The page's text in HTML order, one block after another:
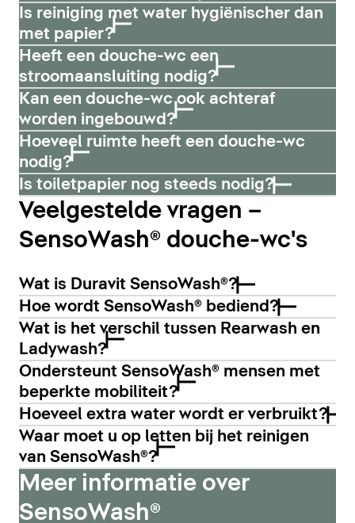
Is reiniging met water hygiënischer dan
met papier?
Heeft een douche-wc een
stroomaansluiting nodig?
Kan een douche-wc ook achteraf
worden ingebouwd?
Hoeveel ruimte heeft een douche-wc
nodig?
Is toiletpapier nog steeds nodig?
Veelgestelde vragen –
SensoWash® douche-wc's
Wat is Duravit SensoWash®?
Hoe wordt SensoWash® bediend?
Wat is het verschil tussen Rearwash en
Ladywash?
Ondersteunt SensoWash® mensen met
beperkte mobiliteit?
Hoeveel extra water wordt er verbruikt?
Waar moet u op letten bij het reinigen
van SensoWash®?
Meer informatie over
SensoWash®